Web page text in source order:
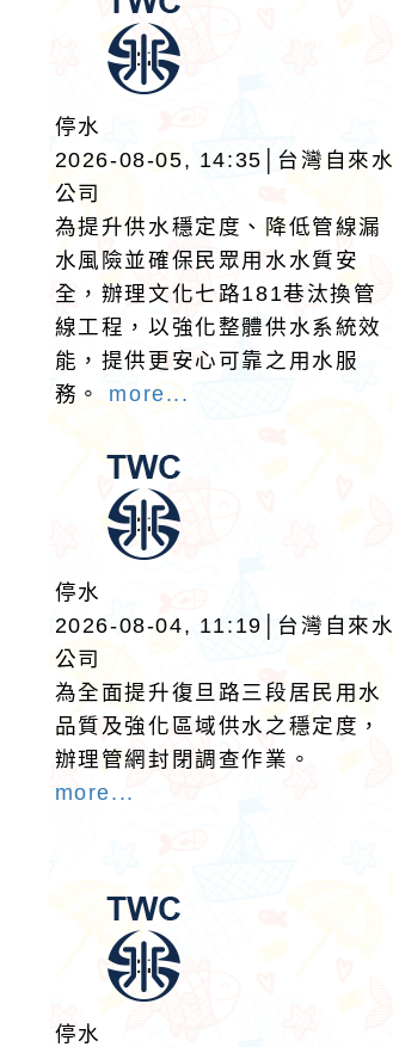
停水
2026-08-05, 14:35│台灣自來水
公司
為提升供水穩定度、降低管線漏
水風險並確保民眾用水水質安
全，辦理文化七路181巷汰換管
線工程，以強化整體供水系統效
能，提供更安心可靠之用水服
務。 more...
停水
2026-08-04, 11:19│台灣自來水
公司
為全面提升復旦路三段居民用水
品質及強化區域供水之穩定度，
辦理管網封閉調查作業。
more...
停水